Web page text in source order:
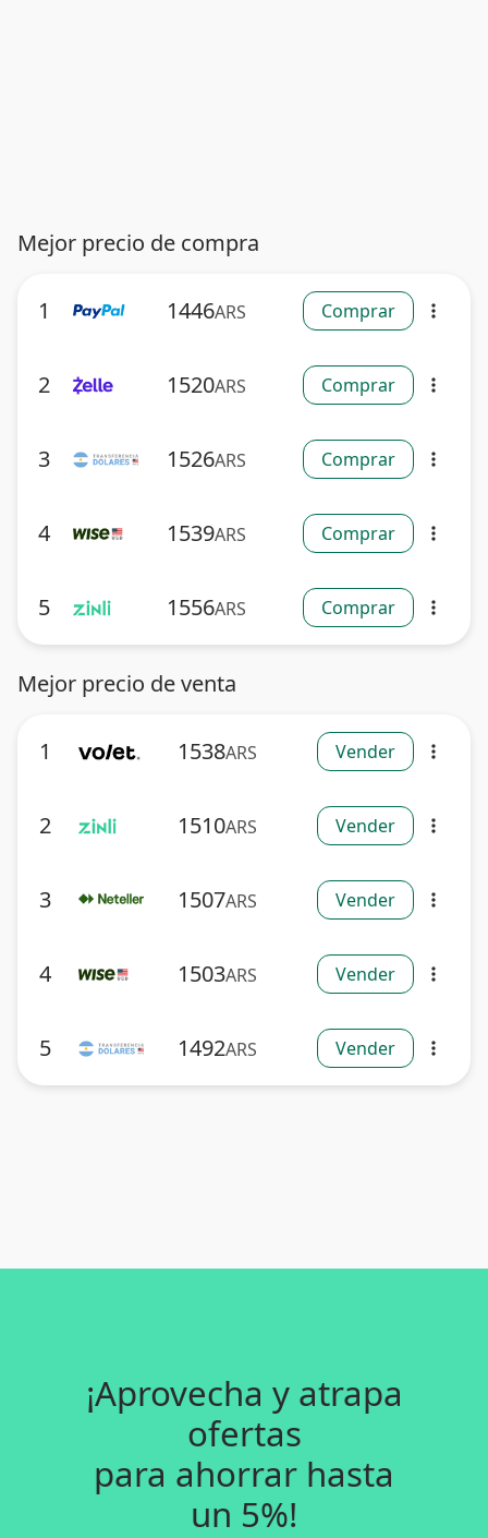
Mejor precio de compra
1 1446ARS Comprar more_vert
2 1520ARS Comprar more_vert
3 1526ARS Comprar more_vert
4 1539ARS Comprar more_vert
5 1556ARS Comprar more_vert
Mejor precio de venta
1 1538ARS Vender more_vert
2 1510ARS Vender more_vert
3 1507ARS Vender more_vert
4 1503ARS Vender more_vert
5 1492ARS Vender more_vert
¡Aprovecha y atrapa
ofertas
para ahorrar hasta
un 5%!